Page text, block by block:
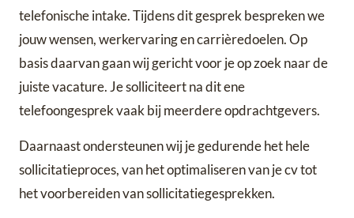
telefonische intake. Tijdens dit gesprek bespreken we
jouw wensen, werkervaring en carrièredoelen. Op
basis daarvan gaan wij gericht voor je op zoek naar de
juiste vacature. Je solliciteert na dit ene
telefoongesprek vaak bij meerdere opdrachtgevers.
Daarnaast ondersteunen wij je gedurende het hele
sollicitatieproces, van het optimaliseren van je cv tot
het voorbereiden van sollicitatiegesprekken.